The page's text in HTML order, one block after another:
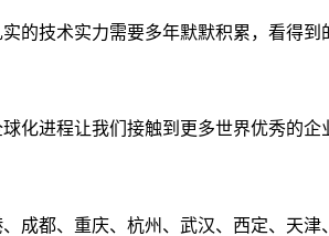
的技术实力需要多年默默积累，看得到
化进程让我们接触到更多世界优秀的企
成都、重庆、杭州、武汉、西定、天